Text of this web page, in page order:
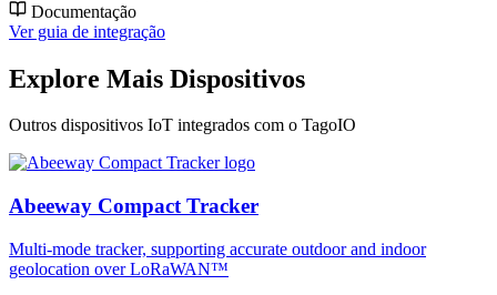
Documentação
Ver guia de integração
Explore Mais Dispositivos
Outros dispositivos IoT integrados com o TagoIO
Abeeway Compact Tracker
Multi-mode tracker, supporting accurate outdoor and indoor
geolocation over LoRaWAN™